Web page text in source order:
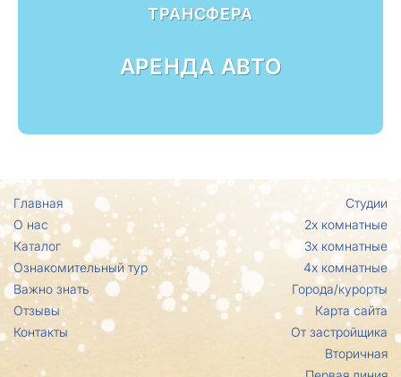
ТРАНСФЕРА
АРЕНДА АВТО
Главная
О нас
Каталог
Ознакомительный тур
Важно знать
Отзывы
Контакты
Студии
2х комнатные
3х комнатные
4х комнатные
Города/курорты
Карта сайта
От застройщика
Вторичная